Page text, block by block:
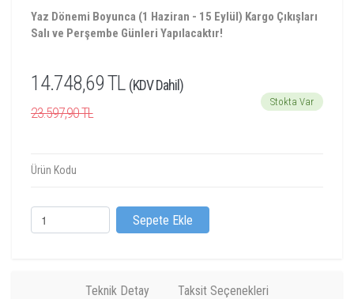
Yaz Dönemi Boyunca (1 Haziran - 15 Eylül) Kargo Çıkışları
Salı ve Perşembe Günleri Yapılacaktır!
14.748,69 TL (KDV Dahil)
23.597,90 TL
Stokta Var
Ürün Kodu
Sepete Ekle
Teknik Detay Taksit Seçenekleri